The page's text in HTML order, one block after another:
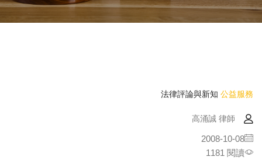
法律評論與新知 公益服務
高涌誠 律師
2008-10-08
1181 閱讀